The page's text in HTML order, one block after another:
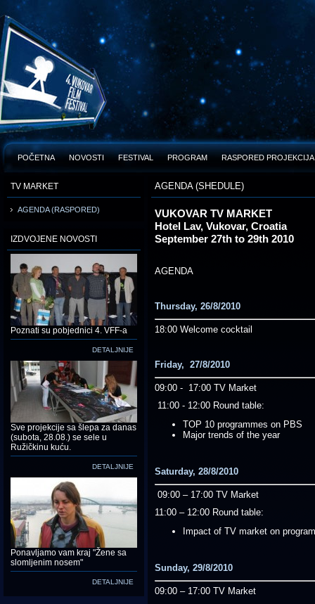
POČETNA NOVOSTI FESTIVAL PROGRAM RASPORED PROJEKCIJA
TV MARKET
AGENDA (RASPORED)
IZDVOJENE NOVOSTI
Poznati su pobjednici 4. VFF-a
DETALJNIJE
Sve projekcije sa šlepa za danas
(subota, 28.08.) se sele u
Ružičkinu kuću.
DETALJNIJE
Ponavljamo vam kraj "Žene sa
slomljenim nosem"
DETALJNIJE
AGENDA (SHEDULE)
VUKOVAR TV MARKET
Hotel Lav, Vukovar, Croatia
September 27th to 29th 2010
AGENDA
Thursday, 26/8/2010
18:00 Welcome cocktail
Friday, 27/8/2010
09:00 - 17:00 TV Market
11:00 - 12:00 Round table:
TOP 10 programmes on PBS
Major trends of the year
Saturday, 28/8/2010
09:00 – 17:00 TV Market
11:00 – 12:00 Round table:
Impact of TV market on
Sunday, 29/8/2010
09:00 – 17:00 TV Market